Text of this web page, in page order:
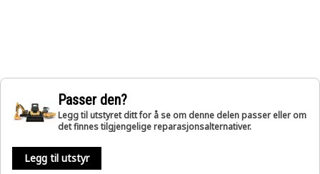
Passer den?
Legg til utstyret ditt for å se om denne delen passer eller om
det finnes tilgjengelige reparasjonsalternativer.
Legg til utstyr